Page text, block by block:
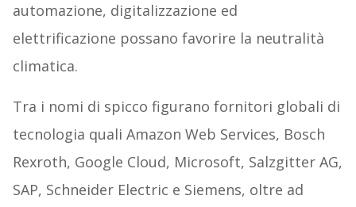
automazione, digitalizzazione ed
elettrificazione possano favorire la neutralità
climatica.
Tra i nomi di spicco figurano fornitori globali di
tecnologia quali Amazon Web Services, Bosch
Rexroth, Google Cloud, Microsoft, Salzgitter AG,
SAP, Schneider Electric e Siemens, oltre ad